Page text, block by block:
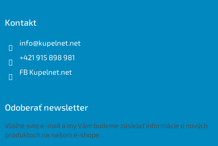
Kontakt
info@kupelnet.net
+421 915 898 981
FB Kupelnet.net
Odoberať newsletter
Vložte svoj e-mail a my Vám budeme zasielať informácie o nových
produktoch na našom e-shope.